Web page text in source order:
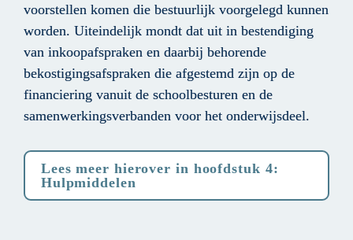
voorstellen komen die bestuurlijk voorgelegd kunnen
worden. Uiteindelijk mondt dat uit in bestendiging
van inkoopafspraken en daarbij behorende
bekostigingsafspraken die afgestemd zijn op de
financiering vanuit de schoolbesturen en de
samenwerkingsverbanden voor het onderwijsdeel.
Lees meer hierover in hoofdstuk 4:
Hulpmiddelen